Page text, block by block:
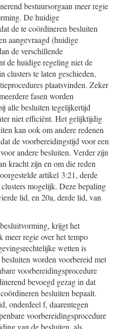
bestuursorgaan meer regie
De huidige
de te coördineren besluiten
aangevraagd (huidige
de verschillende
de huidige regeling niet de
clusters te laten geschieden,
plaatsvinden. Zeker
fasen worden
alle besluiten tegelijkertijd
niet efficiënt. Het gelijktijdig
kan ook om andere redenen
de voorbereidingstijd voor een
andere besluiten. Verder zijn
kracht zijn en om die reden
artikel 3:21, derde
mogelijk. Deze bepaling
lid, en 20a, derde lid, van
krijgt het
meer regie over het tempo
wetten is
worden voorbereid met
voorbereidingsprocedure
bevoegd gezag in dat
besluiten bepaalt.
onderdeel f, daarentegen
voorbereidingsprocedure
van de besluiten, als